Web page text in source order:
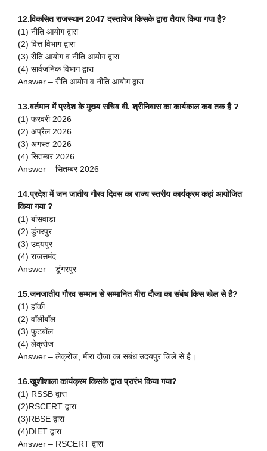
12.विकसित राजस्थान 2047 दस्तावेज किसके द्वारा तैयार किया गया है?
(1) नीति आयोग द्वारा
(2) वित्त विभाग द्वारा
(3) रीति आयोग व नीति आयोग द्वारा
(4) सार्वजनिक विभाग द्वारा
Answer – रीति आयोग व नीति आयोग द्वारा
13.वर्तमान में प्रदेश के मुख्य सचिव वी. श्रीनिवास का कार्यकाल कब तक है ?
(1) फरवरी 2026
(2) अप्रैल 2026
(3) अगस्त 2026
(4) सितम्बर 2026
Answer – सितम्बर 2026
14.प्रदेश में जन जातीय गौरव दिवस का राज्य स्तरीय कार्यक्रम कहां आयोजित
किया गया ?
(1) बांसवाड़ा
(2) डूंगरपुर
(3) उदयपुर
(4) राजसमंद
Answer – डूंगरपुर
15.जनजातीय गौरव सम्मान से सम्मानित मीरा दौजा का संबंध किस खेल से है?
(1) हॉकी
(2) वॉलीबॉल
(3) फुटबॉल
(4) लेक्रोज
Answer – लेक्रोज, मीरा दौजा का संबंध उदयपुर जिले से है।
16.खुशीशाला कार्यक्रम किसके द्वारा प्रारंभ किया गया?
(1) RSSB द्वारा
(2)RSCERT द्वारा
(3)RBSE द्वारा
(4)DIET द्वारा
Answer – RSCERT द्वारा